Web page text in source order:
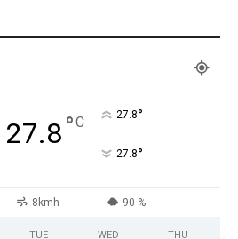
27.8°C 27.8°
27.8°
8kmh 90 %
TUE WED THU